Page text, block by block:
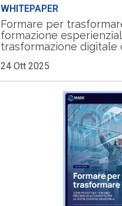
WHITEPAPER
Formare per
formazione
trasformazione digitale
24 Ott 2025